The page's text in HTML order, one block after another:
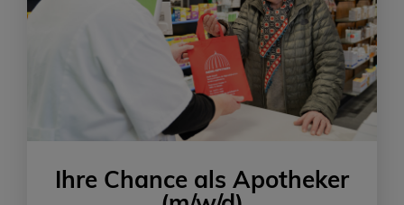
Ihre Chance als Apotheker